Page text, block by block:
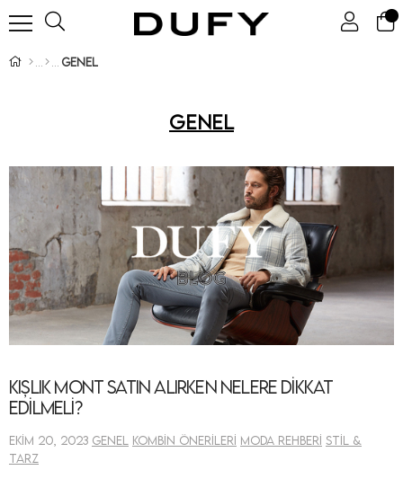
Genel
Genel
Kışlık Mont Satın Alırken Nelere Dikkat
Edilmeli?
Ekim 20, 2023 Genel Kombin Önerileri Moda Rehberi Stil &
Tarz